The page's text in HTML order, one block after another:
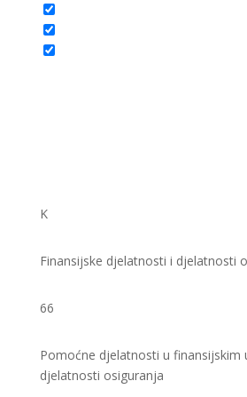
K
Finansijske djelatnosti i djelatnosti
66
Pomoćne djelatnosti u finansijskim
djelatnosti osiguranja